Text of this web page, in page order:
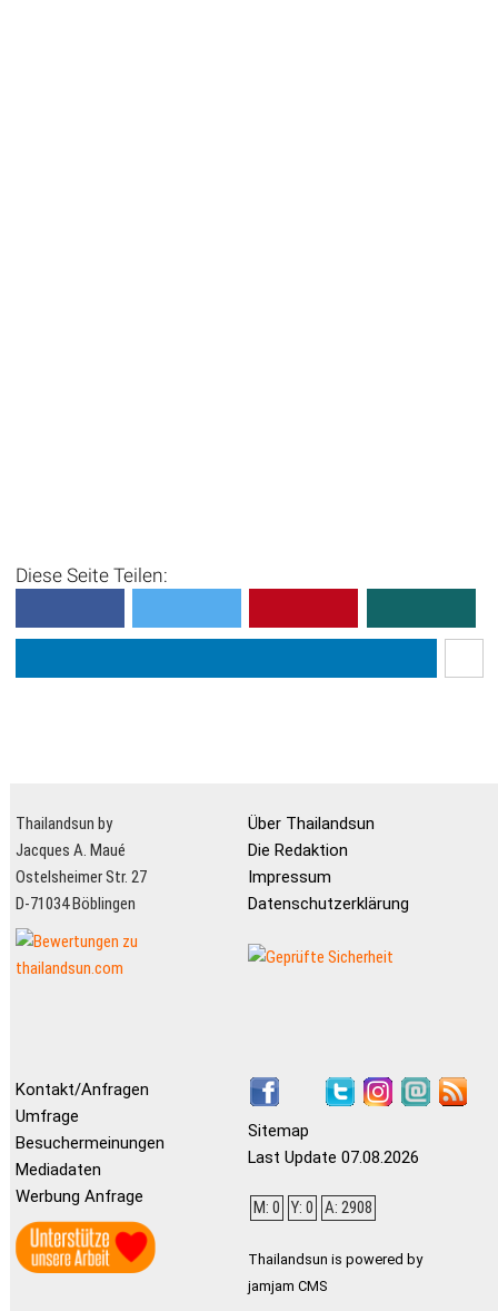
Diese Seite Teilen:
Thailandsun by
Jacques A. Maué
Ostelsheimer Str. 27
D-71034 Böblingen
Über Thailandsun
Die Redaktion
Impressum
Datenschutzerklärung
Kontakt/Anfragen
Umfrage
Besuchermeinungen
Mediadaten
Werbung Anfrage
Sitemap
Last Update 07.08.2026
M: 0 Y: 0 A: 2908
Thailandsun is powered by
jamjam CMS